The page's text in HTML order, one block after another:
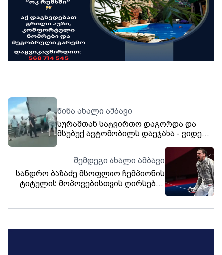
წინა ახალი ამბავი
სურამთან სატვირთო დაგორდა და
მსუბუქ ავტომობილს დაეჯახა - ვიდეო
შემდეგი ახალი ამბავი
სანდრო ბაზაძე მსოფლიო ჩემპიონის
ტიტულის მოპოვებისთვის ღირსების